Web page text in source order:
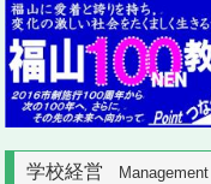
学校経営 Management